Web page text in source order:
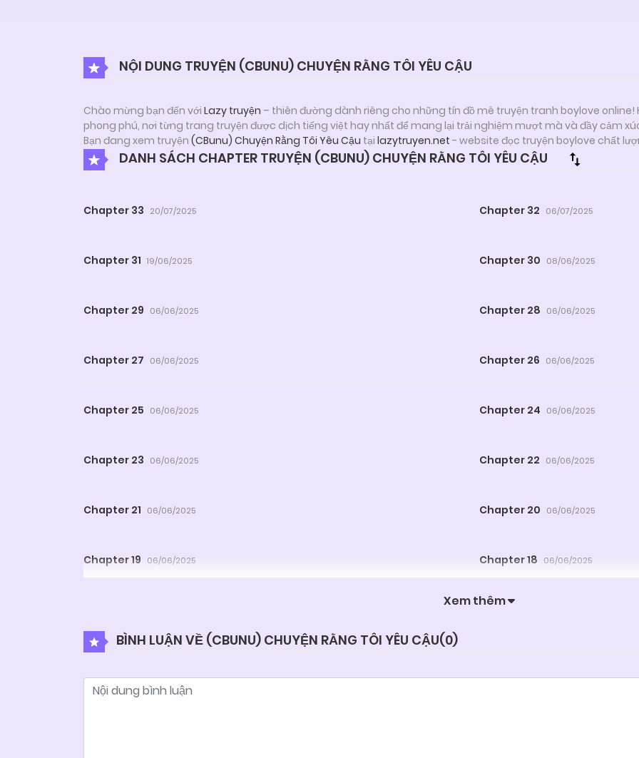
NỘI DUNG TRUYỆN (CBUNU) CHUYỆN RẰNG TÔI YÊU CẬU
Chào mừng bạn đến với Lazy truyện – thiên đường dành riêng cho những tín đồ mê truyện tranh boylove
phong phú, nơi từng trang truyện được dịch tiếng việt hay nhất để mang lại trải nghiệm mượt mà và đầy cảm
Bạn đang xem truyện (CBunu) Chuyện Rằng Tôi Yêu Cậu tại lazytruyen.net - website đọc truyện boylove chất
DANH SÁCH CHAPTER TRUYỆN (CBUNU) CHUYỆN RẰNG TÔI YÊU CẬU
Chapter 33 20/07/2025 Chapter 32 06/07/2025
Chapter 31 19/06/2025 Chapter 30 08/06/2025
Chapter 29 06/06/2025 Chapter 28 06/06/2025
Chapter 27 06/06/2025 Chapter 26 06/06/2025
Chapter 25 06/06/2025 Chapter 24 06/06/2025
Chapter 23 06/06/2025 Chapter 22 06/06/2025
Chapter 21 06/06/2025 Chapter 20 06/06/2025
Chapter 19 06/06/2025 Chapter 18 06/06/2025
Xem thêm
BÌNH LUẬN VỀ (CBUNU) CHUYỆN RẰNG TÔI YÊU CẬU(0)